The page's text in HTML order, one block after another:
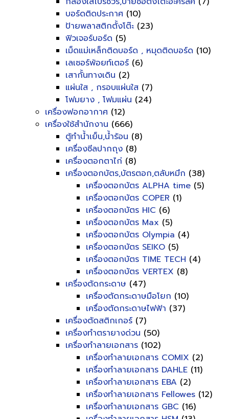
บอร์ดติดประกาศ (10)
ป้ายพลาสติกตั้งโต๊ะ (23)
ฟิวเจอร์บอร์ด (5)
เม็ดแม่เหล็กติดบอร์ด , หมุดติดบอร์ด (10)
เลเซอร์พ้อยท์เตอร์ (6)
เสากั้นทางเดิน (2)
แผ่นใส , กรอบแผ่นใส (7)
โฟมยาง , โฟมแผ่น (24)
เครื่องฟอกอากาศ (12)
เครื่องใช้สำนักงาน (666)
ตู้ทำน้ำเย็น,น้ำร้อน (8)
เครื่องซีลปากถุง (8)
เครื่องตอกตาไก่ (8)
เครื่องตอกบัตร,บัตรตอก,ตลับหมึก (38)
เครื่องตอกบัตร ALPHA time (5)
เครื่องตอกบัตร COPER (1)
เครื่องตอกบัตร HIC (6)
เครื่องตอกบัตร Max (5)
เครื่องตอกบัตร Olympia (4)
เครื่องตอกบัตร SEIKO (5)
เครื่องตอกบัตร TIME TECH (4)
เครื่องตอกบัตร VERTEX (8)
เครื่องตัดกระดาษ (47)
เครื่องตัดกระดาษมือโยก (10)
เครื่องตัดกระดาษไฟฟ้า (37)
เครื่องตัดสติกเกอร์ (7)
เครื่องทำตรายางด่วน (50)
เครื่องทำลายเอกสาร (102)
เครื่องทำลายเอกสาร COMIX (2)
เครื่องทำลายเอกสาร DAHLE (11)
เครื่องทำลายเอกสาร EBA (2)
เครื่องทำลายเอกสาร Fellowes (12)
เครื่องทำลายเอกสาร GBC (16)